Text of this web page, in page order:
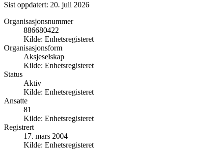
Sist oppdatert: 20. juli 2026
Organisasjonsnummer
886680422
Kilde: Enhetsregisteret
Organisasjonsform
Aksjeselskap
Kilde: Enhetsregisteret
Status
Aktiv
Kilde: Enhetsregisteret
Ansatte
81
Kilde: Enhetsregisteret
Registrert
17. mars 2004
Kilde: Enhetsregisteret